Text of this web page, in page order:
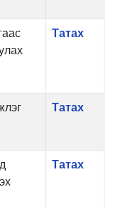
Татах
Татах
Татах